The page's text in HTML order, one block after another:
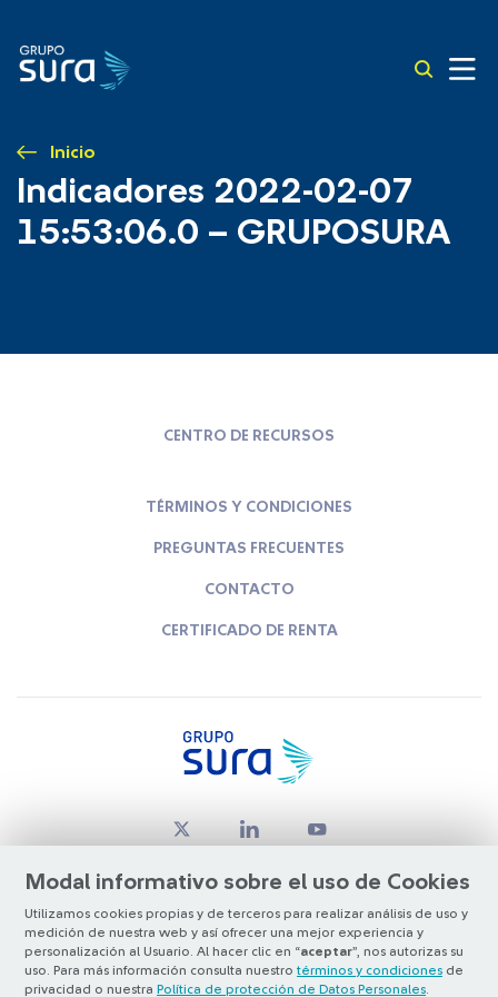
Inicio
Indicadores 2022-02-07
15:53:06.0 – GRUPOSURA
Modal informativo sobre el uso de Cookies
Utilizamos cookies propias y de terceros para realizar análisis de uso y
medición de nuestra web y así ofrecer una mejor experiencia y
personalización al Usuario. Al hacer clic en “aceptar”, nos autorizas su
uso. Para más información consulta nuestro términos y condiciones de
privacidad o nuestra Política de protección de Datos Personales
CENTRO DE RECURSOS
TÉRMINOS Y CONDICIONES
PREGUNTAS FRECUENTES
CONTACTO
CERTIFICADO DE RENTA
© Copyright Grupo SURA 2026